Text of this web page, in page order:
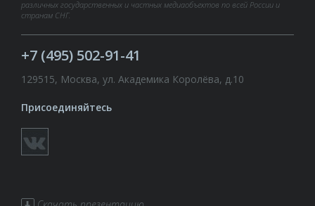
различных государственных и частных медиаобъектов по всей России и
странам СНГ.
+7 (495) 502-91-41
129515, Москва, ул. Академика Королёва, д.10
Присоединяйтесь